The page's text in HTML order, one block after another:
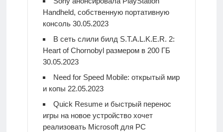
Handheld, собственную портативную
консоль 30.05.2023
В сеть слили билд S.T.A.L.K.E.R. 2:
Heart of Chornobyl размером в 200 ГБ
30.05.2023
Need for Speed Mobile: открытый мир
и копы 22.05.2023
Quick Resume и быстрый перенос
игры на новое устройство хочет
реализовать Microsoft для PC